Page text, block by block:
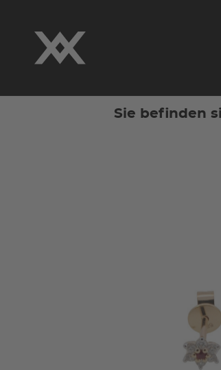
Sie befinden